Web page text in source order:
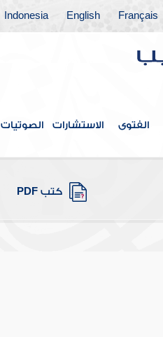
Français
English
Indonesia
الفتوى الاستشارات الصوتيات
كتب PDF